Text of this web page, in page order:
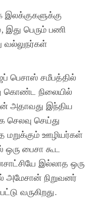
பெரும் பணி
வல்லுநர்கள்
பெசாஸ் சமீபத்தில்
கொண்ட நிலையில்
அதாவது இந்திய
செலவு செய்து
ஊழியர்கள்
ஒரு பைசா கூட
இல்லாத ஒரு
நிறுவனர்
வருகிறது.